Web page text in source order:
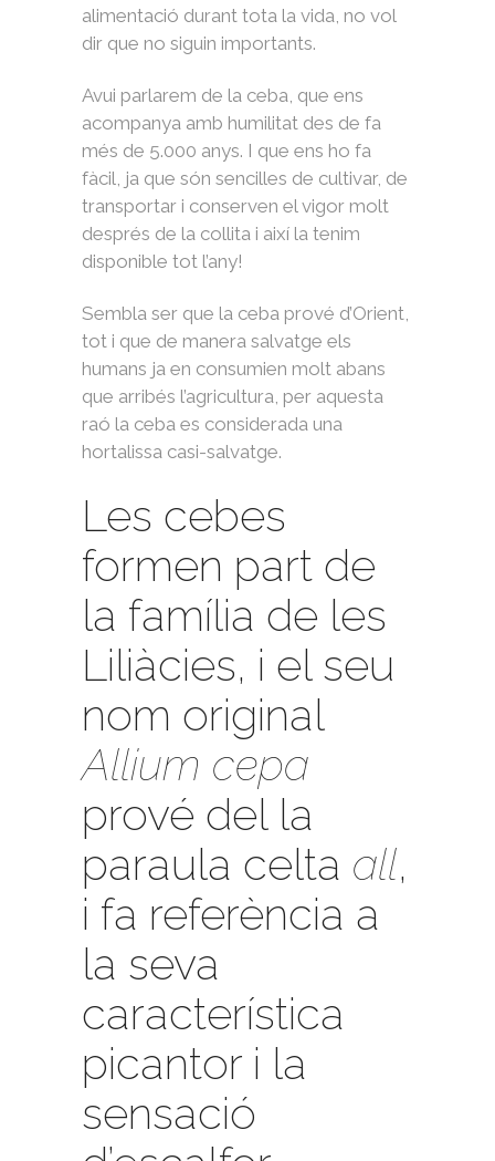
alimentació durant tota la vida, no vol
dir que no siguin importants.
Avui parlarem de la ceba, que ens
acompanya amb humilitat des de fa
més de 5.000 anys. I que ens ho fa
fàcil, ja que són sencilles de cultivar, de
transportar i conserven el vigor molt
després de la collita i així la tenim
disponible tot l’any!
Sembla ser que la ceba prové d’Orient,
tot i que de manera salvatge els
humans ja en consumien molt abans
que arribés l’agricultura, per aquesta
raó la ceba es considerada una
hortalissa casi-salvatge.
Les cebes
formen part de
la família de les
Liliàcies, i el seu
nom original
Allium cepa
prové del la
paraula celta all,
i fa referència a
la seva
característica
picantor i la
sensació